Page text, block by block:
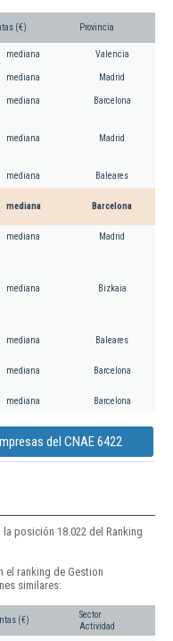
(€) Provincia
mediana Valencia
mediana Madrid
mediana Barcelona
mediana Madrid
mediana Baleares
mediana Barcelona
mediana Madrid
mediana Bizkaia
mediana Baleares
mediana Barcelona
mediana Barcelona
del CNAE 6422
posición 18.022 del Ranking
el ranking de Gestion
similares:
(€)
Sector
Actividad